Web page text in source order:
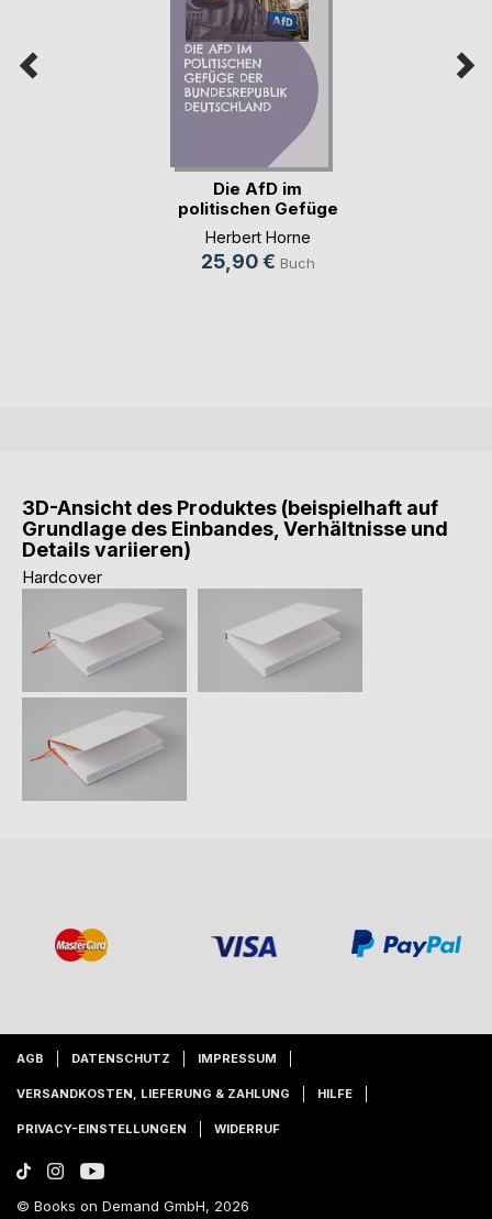
Die AfD im
politischen Gefüge
der (...)
Herbert Horne
25,90 € Buch
3D-Ansicht des Produktes (beispielhaft auf
Grundlage des Einbandes, Verhältnisse und
Details variieren)
Hardcover
AGB DATENSCHUTZ IMPRESSUM
VERSANDKOSTEN, LIEFERUNG & ZAHLUNG HILFE
PRIVACY-EINSTELLUNGEN WIDERRUF
© Books on Demand GmbH, 2026